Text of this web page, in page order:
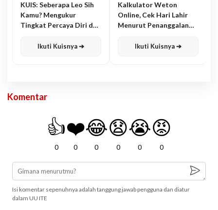
KUIS: Seberapa Leo Sih
Kamu? Mengukur
Tingkat Percaya Diri dan
Ikuti Kuisnya ➔
Kalkulator Weton
Online, Cek Hari Lahir
Menurut Penanggalan
Ikuti Kuisnya ➔
Komentar
👍
0
❤️
0
😂
0
😧
0
😭
0
😡
0
Isi komentar sepenuhnya adalah tanggung jawab pengguna dan diatur
dalam UU ITE